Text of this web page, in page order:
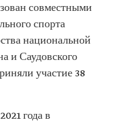
совместными
спорта
национальной
и Саудовского
участие 38
года в